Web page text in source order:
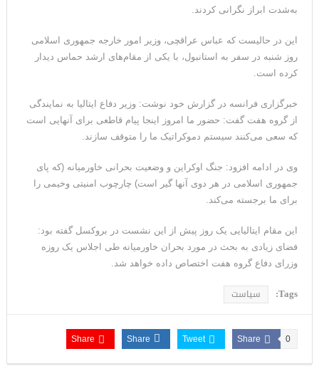
بپیچد+تحلیل
ترامپ: این آخرین فرصت برای حکومت ایران است، امیدوارم سر عقل
بیایند
شمال غرب ایران
ترامپ: رهبری حکومت ایران فریبکار و دورویی عجیبی از خود نشان
می‌دهد
به‌شدت ابراز نگرانی کردند.
این در حالیست که عباس عراقچی، وزیر امور خارجه جمهوری اسلامی
روز شنبه در سفر به استانبول، با یکی از مقام‌های ارشد حماس دیدار
کرده است.
خبرگزاری فرانسه در گزارش خود نوشت: وزیر دفاع ایتالیا به نمایندگی
از گروه هفت گفت: حضور ما امروز اینجا پیام قاطعی برای آنهایی است
که سعی می‌کنند سیستم‌ دموکراتیک ما را متوقف سازند.
وی در ادامه افزود: جنگ اوکراین و وضعیت بحرانی خاورمیانه (که پای
جمهوری اسلامی در هر دوی آنها گیر است) چارچوب امنیتی وخیمی را
برای ما برجسته می‌کند.
این مقام ایتالیایی یک روز پیش از این نشست در بروکسل گفته بود:
فضای زیادی به بحث در مورد بحران خاورمیانه طی اجلاس یک روزه
وزرای دفاع گروه هفت اختصاص داده خواهد شد.
Tags: سیاست
Share 0
Tweet
Share
Share